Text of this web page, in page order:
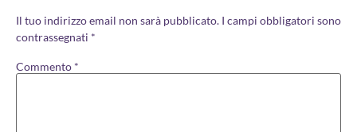
Il tuo indirizzo email non sarà pubblicato. I campi obbligatori sono
contrassegnati *
Commento *